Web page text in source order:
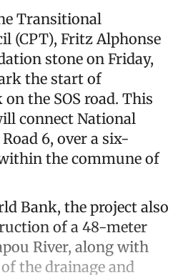
Transitional
(CPT), Fritz Alphonse
stone on Friday,
the start of
the SOS road. This
connect National
6, over a six-
the commune of
Bank, the project also
of a 48-meter
River, along with
the drainage and